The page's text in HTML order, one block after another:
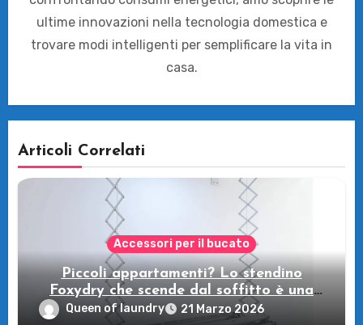
ultime innovazioni nella tecnologia domestica e
trovare modi intelligenti per semplificare la vita in
casa.
Articoli Correlati
Accessori per il bucato
Piccoli appartamenti? Lo stendino
Foxydry che scende dal soffitto è una
piccola rivoluzione
Queen of laundry 21 Marzo 2026